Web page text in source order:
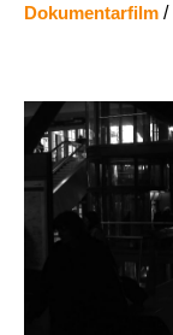
Dokumentarfilm /